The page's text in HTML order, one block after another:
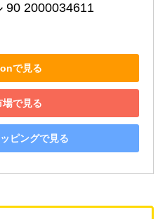
90 2000034611
で見る
場で見る
ピングで見る